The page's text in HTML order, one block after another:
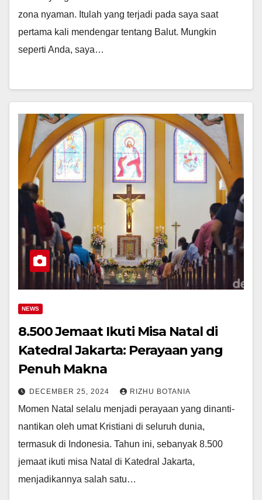
zona nyaman. Itulah yang terjadi pada saya saat
pertama kali mendengar tentang Balut. Mungkin
seperti Anda, saya…
NEWS
8.500 Jemaat Ikuti Misa Natal di
Katedral Jakarta: Perayaan yang
Penuh Makna
DECEMBER 25, 2024 RIZHU BOTANIA
Momen Natal selalu menjadi perayaan yang dinanti-
nantikan oleh umat Kristiani di seluruh dunia,
termasuk di Indonesia. Tahun ini, sebanyak 8.500
jemaat ikuti misa Natal di Katedral Jakarta,
menjadikannya salah satu…